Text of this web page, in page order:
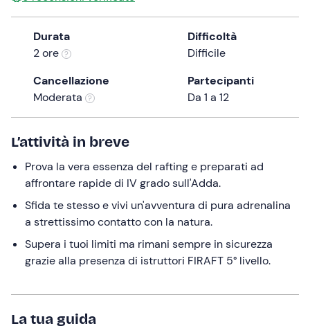
the
question
mark
the
shortcuts
for
changing
dates.
Durata
2 ore
Difficoltà
Difficile
Cancellazione
Moderata
Partecipanti
Da 1 a 12
L’attività in breve
Prova la vera essenza del rafting e preparati ad
affrontare rapide di IV grado sull'Adda.
Sfida te stesso e vivi un'avventura di pura adrenalina
a strettissimo contatto con la natura.
Supera i tuoi limiti ma rimani sempre in sicurezza
grazie alla presenza di istruttori FIRAFT 5° livello.
La tua guida